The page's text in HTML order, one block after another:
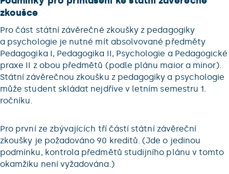
zkoušce
Pro část státní závěrečné zkoušky z pedagogiky
a psychologie je nutné mít absolvované předměty
Pedagogika I, Pedagogika II, Psychologie a Pedagogické
praxe II z obou předmětů (podle plánu maior a minor).
Státní závěrečnou zkoušku z pedagogiky a psychologie
může student skládat nejdříve v letním semestru 1.
ročníku.
Pro první ze zbývajících tří částí státní závěreční
zkoušky je požadováno 90 kreditů. (Jde o jedinou
podmínku, kontrola předmětů studijního plánu v tomto
okamžiku není vyžadována.)